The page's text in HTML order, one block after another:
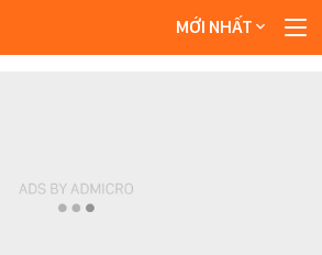
MỚI NHẤT